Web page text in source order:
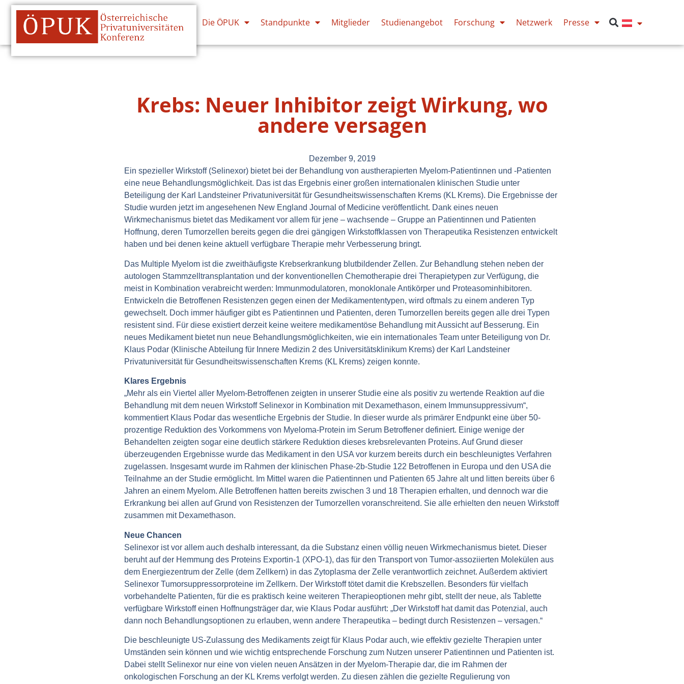
Die ÖPUK Standpunkte Mitglieder Studienangebot Forschung Netzwerk Presse
Krebs: Neuer Inhibitor zeigt Wirkung, wo
andere versagen
Dezember 9, 2019
Ein spezieller Wirkstoff (Selinexor) bietet bei der Behandlung von austherapierten Myelom-Patientinnen und -Patienten
eine neue Behandlungsmöglichkeit. Das ist das Ergebnis einer großen internationalen klinischen Studie unter
Beteiligung der Karl Landsteiner Privatuniversität für Gesundheitswissenschaften Krems (KL Krems). Die Ergebnisse der
Studie wurden jetzt im angesehenen New England Journal of Medicine veröffentlicht. Dank eines neuen
Wirkmechanismus bietet das Medikament vor allem für jene – wachsende – Gruppe an Patientinnen und Patienten
Hoffnung, deren Tumorzellen bereits gegen die drei gängigen Wirkstoffklassen von Therapeutika Resistenzen entwickelt
haben und bei denen keine aktuell verfügbare Therapie mehr Verbesserung bringt.
Das Multiple Myelom ist die zweithäufigste Krebserkrankung blutbildender Zellen. Zur Behandlung stehen neben der
autologen Stammzelltransplantation und der konventionellen Chemotherapie drei Therapietypen zur Verfügung, die
meist in Kombination verabreicht werden: Immunmodulatoren, monoklonale Antikörper und Proteasominhibitoren.
Entwickeln die Betroffenen Resistenzen gegen einen der Medikamententypen, wird oftmals zu einem anderen Typ
gewechselt. Doch immer häufiger gibt es Patientinnen und Patienten, deren Tumorzellen bereits gegen alle drei Typen
resistent sind. Für diese existiert derzeit keine weitere medikamentöse Behandlung mit Aussicht auf Besserung. Ein
neues Medikament bietet nun neue Behandlungsmöglichkeiten, wie ein internationales Team unter Beteiligung von Dr.
Klaus Podar (Klinische Abteilung für Innere Medizin 2 des Universitätsklinikum Krems) der Karl Landsteiner
Privatuniversität für Gesundheitswissenschaften Krems (KL Krems) zeigen konnte.
Klares Ergebnis
„Mehr als ein Viertel aller Myelom-Betroffenen zeigten in unserer Studie eine als positiv zu wertende Reaktion auf die
Behandlung mit dem neuen Wirkstoff Selinexor in Kombination mit Dexamethason, einem Immunsuppressivum“,
kommentiert Klaus Podar das wesentliche Ergebnis der Studie. In dieser wurde als primärer Endpunkt eine über 50-
prozentige Reduktion des Vorkommens von Myeloma-Protein im Serum Betroffener definiert. Einige wenige der
Behandelten zeigten sogar eine deutlich stärkere Reduktion dieses krebsrelevanten Proteins. Auf Grund dieser
überzeugenden Ergebnisse wurde das Medikament in den USA vor kurzem bereits durch ein beschleunigtes Verfahren
zugelassen. Insgesamt wurde im Rahmen der klinischen Phase-2b-Studie 122 Betroffenen in Europa und den USA die
Teilnahme an der Studie ermöglicht. Im Mittel waren die Patientinnen und Patienten 65 Jahre alt und litten bereits über 6
Jahren an einem Myelom. Alle Betroffenen hatten bereits zwischen 3 und 18 Therapien erhalten, und dennoch war die
Erkrankung bei allen auf Grund von Resistenzen der Tumorzellen voranschreitend. Sie alle erhielten den neuen Wirkstoff
zusammen mit Dexamethason.
Neue Chancen
Selinexor ist vor allem auch deshalb interessant, da die Substanz einen völlig neuen Wirkmechanismus bietet. Dieser
beruht auf der Hemmung des Proteins Exportin-1 (XPO-1), das für den Transport von Tumor-assoziierten Molekülen aus
dem Energiezentrum der Zelle (dem Zellkern) in das Zytoplasma der Zelle verantwortlich zeichnet. Außerdem aktiviert
Selinexor Tumorsuppressorproteine im Zellkern. Der Wirkstoff tötet damit die Krebszellen. Besonders für vielfach
vorbehandelte Patienten, für die es praktisch keine weiteren Therapieoptionen mehr gibt, stellt der neue, als Tablette
verfügbare Wirkstoff einen Hoffnungsträger dar, wie Klaus Podar ausführt: „Der Wirkstoff hat damit das Potenzial, auch
dann noch Behandlungsoptionen zu erlauben, wenn andere Therapeutika – bedingt durch Resistenzen – versagen.“
Die beschleunigte US-Zulassung des Medikaments zeigt für Klaus Podar auch, wie effektiv gezielte Therapien unter
Umständen sein können und wie wichtig entsprechende Forschung zum Nutzen unserer Patientinnen und Patienten ist.
Dabei stellt Selinexor nur eine von vielen neuen Ansätzen in der Myelom-Therapie dar, die im Rahmen der
onkologischen Forschung an der KL Krems verfolgt werden. Zu diesen zählen die gezielte Regulierung von